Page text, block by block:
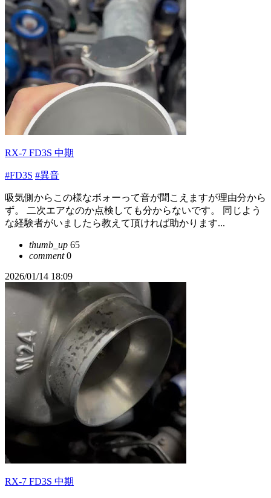
RX-7 FD3S 中期
#FD3S #異音
吸気側からこの様なボォーって音が聞こえますが理由分から
ず。 二次エアなのか点検しても分からないです。 同じよう
な経験者がいましたら教えて頂ければ助かります...
thumb_up 65
comment0
2026/01/14 18:09
RX-7 FD3S 中期